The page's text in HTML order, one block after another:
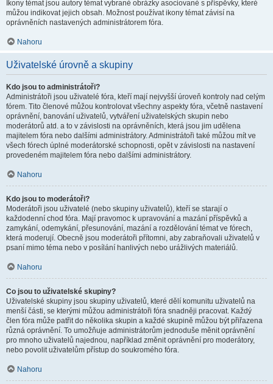
Ikony témat jsou autory témat vybrané obrázky asociované s příspěvky, které
můžou indikovat jejich obsah. Možnost používat ikony témat závisí na
oprávněních nastavených administrátorem fóra.
Nahoru
Uživatelské úrovně a skupiny
Kdo jsou to administrátoři?
Administrátoři jsou uživatelé fóra, kteří mají nejvyšší úroveň kontroly nad celým
fórem. Tito členové můžou kontrolovat všechny aspekty fóra, včetně nastavení
oprávnění, banování uživatelů, vytváření uživatelských skupin nebo
moderátorů atd. a to v závislosti na oprávněních, která jsou jim udělena
majitelem fóra nebo dalšími administrátory. Administrátoři také můžou mít ve
všech fórech úplné moderátorské schopnosti, opět v závislosti na nastavení
provedeném majitelem fóra nebo dalšími administrátory.
Nahoru
Kdo jsou to moderátoři?
Moderátoři jsou uživatelé (nebo skupiny uživatelů), kteří se starají o
každodenní chod fóra. Mají pravomoc k upravování a mazání příspěvků a
zamykání, odemykání, přesunování, mazání a rozdělování témat ve fórech,
která moderují. Obecně jsou moderátoři přítomni, aby zabraňovali uživatelů v
psaní mimo téma nebo v posílání hanlivých nebo urážlivých materiálů.
Nahoru
Co jsou to uživatelské skupiny?
Uživatelské skupiny jsou skupiny uživatelů, které dělí komunitu uživatelů na
menší části, se kterými můžou administrátoři fóra snadněji pracovat. Každý
člen fóra může patřit do několika skupin a každé skupině můžou být přiřazena
různá oprávnění. To umožňuje administrátorům jednoduše měnit oprávnění
pro mnoho uživatelů najednou, například změnit oprávnění pro moderátory,
nebo povolit uživatelům přístup do soukromého fóra.
Nahoru